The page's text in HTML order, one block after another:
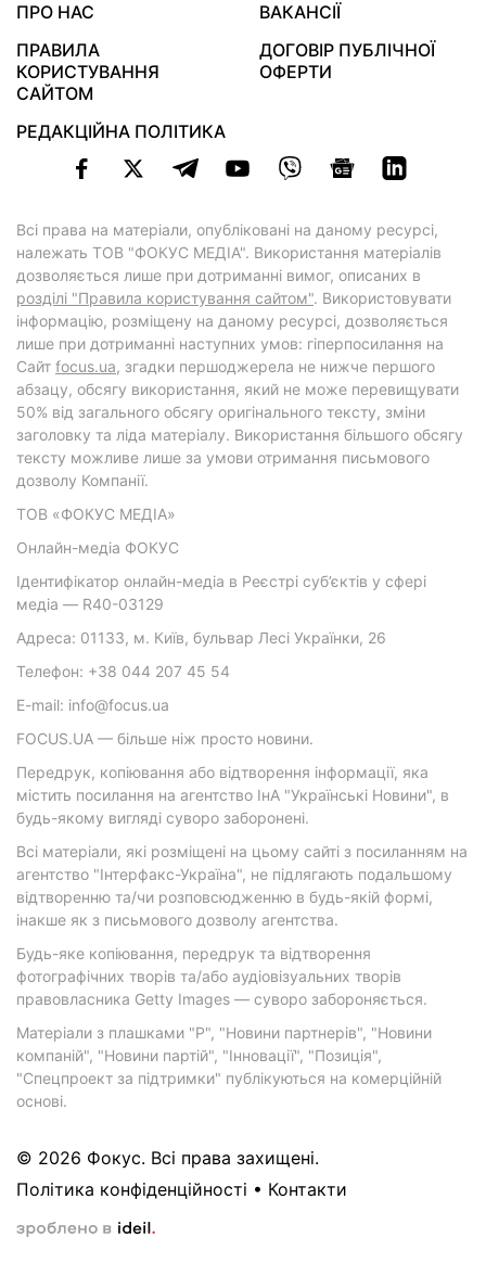
ПРО НАС
ВАКАНСІЇ
ПРАВИЛА
КОРИСТУВАННЯ
САЙТОМ
ДОГОВІР ПУБЛІЧНОЇ
ОФЕРТИ
РЕДАКЦІЙНА ПОЛІТИКА
Всі права на матеріали, опубліковані на даному ресурсі,
належать ТОВ "ФОКУС МЕДІА". Використання матеріалів
дозволяється лише при дотриманні вимог, описаних в
розділі "Правила користування сайтом". Використовувати
інформацію, розміщену на даному ресурсі, дозволяється
лише при дотриманні наступних умов: гіперпосилання на
Cайт focus.ua, згадки першоджерела не нижче першого
абзацу, обсягу використання, який не може перевищувати
50% від загального обсягу оригінального тексту, зміни
заголовку та ліда матеріалу. Використання більшого обсягу
тексту можливе лише за умови отримання письмового
дозволу Компанії.
ТОВ «ФОКУС МЕДІА»
Онлайн-медіа ФОКУС
Ідентифікатор онлайн-медіа в Реєстрі суб’єктів у сфері
медіа — R40-03129
Адреса: 01133, м. Київ, бульвар Лесі Українки, 26
Телефон: +38 044 207 45 54
E-mail: info@focus.ua
FOCUS.UA — більше ніж просто новини.
Передрук, копіювання або відтворення інформації, яка
містить посилання на агентство ІнА "Українські Новини", в
будь-якому вигляді суворо заборонені.
Всі матеріали, які розміщені на цьому сайті з посиланням на
агентство "Інтерфакс-Україна", не підлягають подальшому
відтворенню та/чи розповсюдженню в будь-якій формі,
інакше як з письмового дозволу агентства.
Будь-яке копіювання, передрук та відтворення
фотографічних творів та/або аудіовізуальних творів
правовласника Getty Images — суворо забороняється.
Матеріали з плашками "Р", "Новини партнерів", "Новини
компаній", "Новини партій", "Інновації", "Позиція",
"Спецпроект за підтримки" публікуються на комерційній
основі.
© 2026 Фокус. Всі права захищені.
Політика конфіденційності • Контакти